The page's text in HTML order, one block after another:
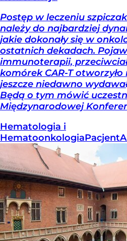
Postęp w leczeniu
należy do najbardziej
jakie dokonały się w
ostatnich dekadach.
immunoterapii,
komórek CAR-T
jeszcze niedawno
Będą o tym mówić
Międzynarodowej
Hematologia i
HematoonkologiaPacjent